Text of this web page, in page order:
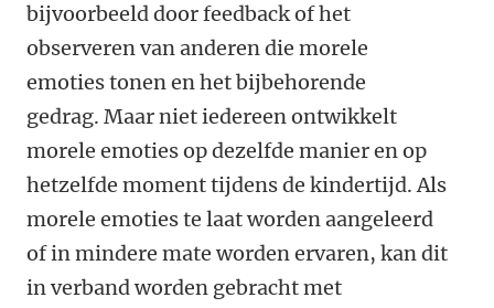
bijvoorbeeld door feedback of het
observeren van anderen die morele
emoties tonen en het bijbehorende
gedrag. Maar niet iedereen ontwikkelt
morele emoties op dezelfde manier en op
hetzelfde moment tijdens de kindertijd. Als
morele emoties te laat worden aangeleerd
of in mindere mate worden ervaren, kan dit
in verband worden gebracht met